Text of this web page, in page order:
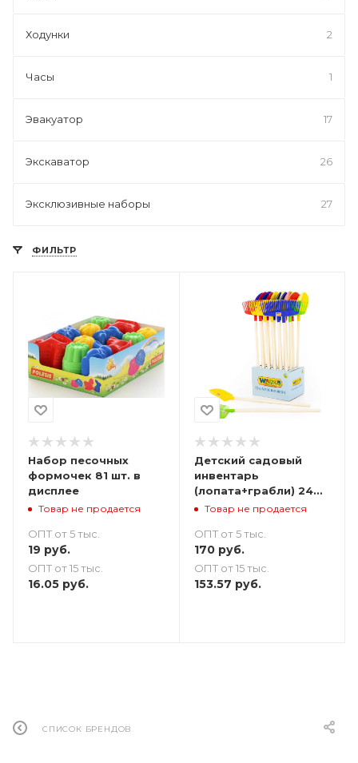
Ходунки 2
Часы 1
Эвакуатор 17
Экскаватор 26
Эксклюзивные наборы 27
ФИЛЬТР
Набор песочных
формочек 81 шт. в
дисплее
Товар не продается
ОПТ от 5 тыс.
19 руб.
ОПТ от 15 тыс.
16.05 руб.
Детский садовый
инвентарь
(лопата+грабли) 24
шт. в дисплее
Товар не продается
ОПТ от 5 тыс.
170руб.
ОПТ от 15 тыс.
153.57 руб.
СПИСОК БРЕНДОВ